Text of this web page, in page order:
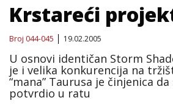
Krstareći
Broj 044-045 19.02.2005
U osnovi identičan Storm
je i velika konkurencija na
“mana” Taurusa je činjenica
potvrdio u ratu